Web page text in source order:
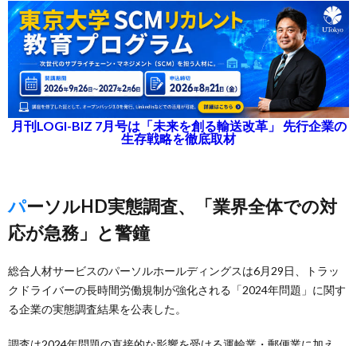
月刊LOGI-BIZ 7月号は「未来を創る輸送改革」 先行企業の
生存戦略を徹底取材
パーソルHD実態調査、「業界全体での対
応が急務」と警鐘
総合人材サービスのパーソルホールディングスは6月29日、トラッ
クドライバーの長時間労働規制が強化される「2024年問題」に関す
る企業の実態調査結果を公表した。